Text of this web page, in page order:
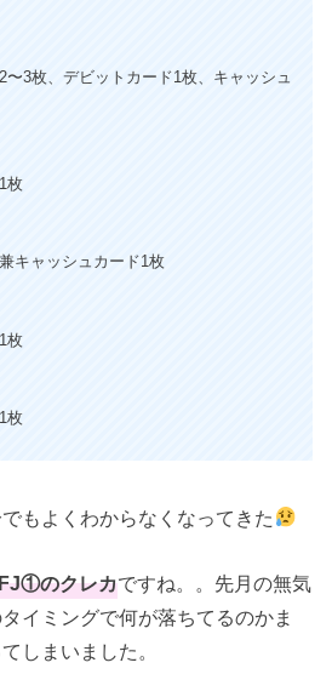
〜3枚、デビットカード1枚、キャッシュ
枚
キャッシュカード1枚
枚
枚
もよくわからなくなってきた
のクレカですね。。先月の無気
イミングで何が落ちてるのかま
しまいました。